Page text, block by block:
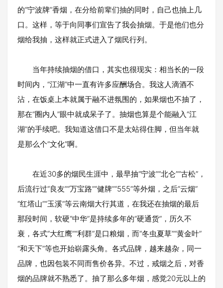
的“宁波牌”香烟，在分给前辈们抽的同时，自己也抽上几
口。这样，等于向同事们宣告了我会抽烟。于是他们也分
烟给我抽，这样就正式进入了烟民行列。
当年持续抽烟的借口，其实也很现实：相当长的一段
时间内，“江湖”中一直有许多应酬场合。我这人滴酒不
沾，在饭桌上本就属于融不进氛围的，如果烟也不抽了，
那在“圈内人”眼中就成呆子了。抽烟也算是个能融入“江
湖”的手续吧。我知道这借口不是太站得住脚，但当年就
是那么个“文化”啊。
在近30多的烟民生涯中，最早抽“宁波”“北仑”“古松”，
后流行过“良友”“万宝路”“健牌”“555”等外烟，之后“云烟”
“红塔山”“玉溪”等云南烟大行其道，在我还在抽烟的最后
那段时间，软硬“中华”是持续多年的“硬通货”，历久不
衰，各式“大红鹰”“利群”是口粮烟，而“冬虫夏草”“黄金叶”
“和天下”等也开始崭露头角。各式品牌，越来越杂，同一
品牌，也因包装不同而售价各异。不过，戒烟之后，对香
烟的品牌就不熟悉了。抽了那么多年烟，感觉20元以上的